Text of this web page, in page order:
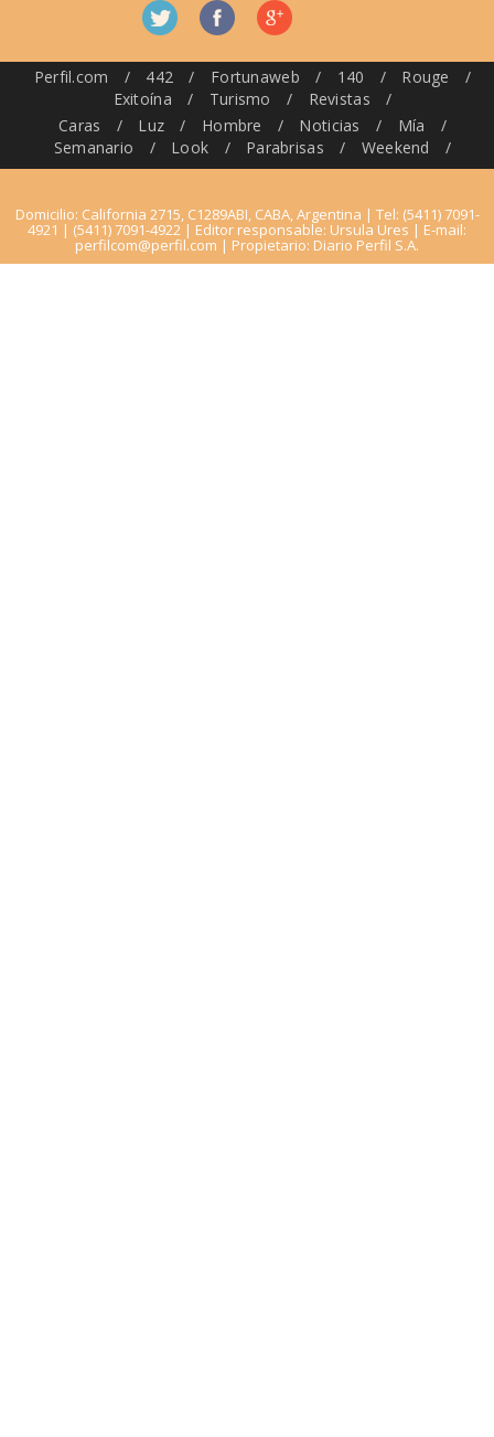
Perfil.com / 442 / Fortunaweb / 140 / Rouge
/
Exitoína
/ Turismo / Revistas
/
Caras
/ Luz / Hombre / Noticias / Mía
/
Semanario
/ Look / Parabrisas / Weekend /
Domicilio: California 2715, C1289ABI, CABA, Argentina | Tel: (5411) 7091-
4921 | (5411) 7091-4922 | Editor responsable: Ursula Ures | E-mail:
perfilcom@perfil.com | Propietario: Diario Perfil S.A.